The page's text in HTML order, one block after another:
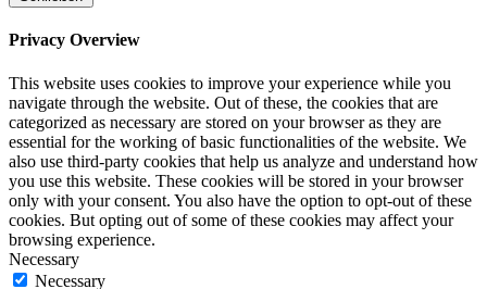
Privacy Overview
This website uses cookies to improve your experience while you
navigate through the website. Out of these, the cookies that are
categorized as necessary are stored on your browser as they are
essential for the working of basic functionalities of the website. We
also use third-party cookies that help us analyze and understand how
you use this website. These cookies will be stored in your browser
only with your consent. You also have the option to opt-out of these
cookies. But opting out of some of these cookies may affect your
browsing experience.
Necessary
Necessary